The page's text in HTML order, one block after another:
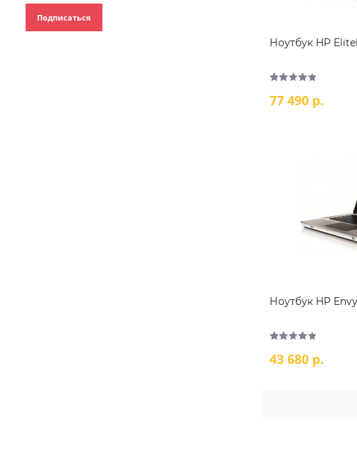
Подписаться
Ноутбук HP
77 490 р.
Ноутбук HP Envy
43 680 р.